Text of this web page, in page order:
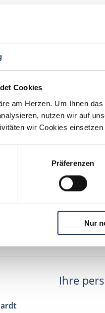
Cookies
am Herzen. Um Ihnen
nutzen wir auf
wir Cookies
Präferenzen
Nur
Lüneburg
Jetzt
Momentan interessieren sich3
Zahnmedizinische Fachangestellte
Version:
Ihre